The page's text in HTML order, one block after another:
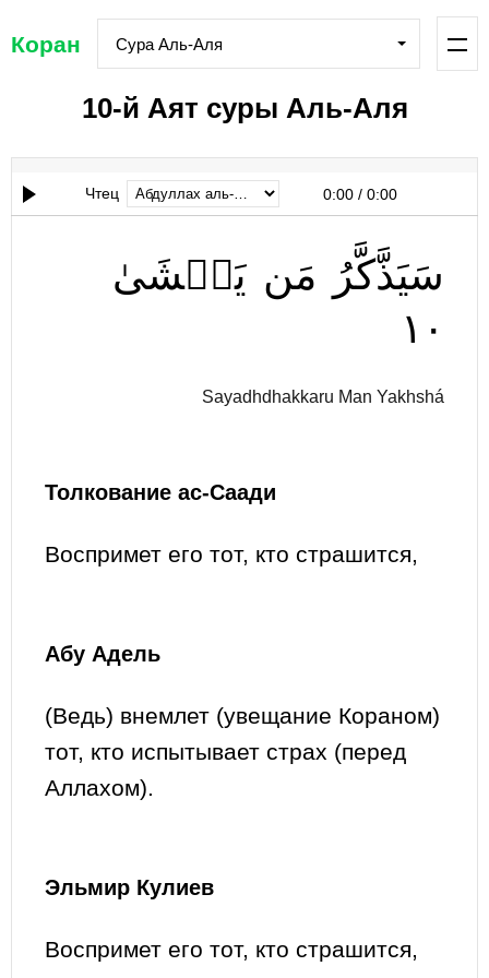
Коран Сура Аль-Аля
10-й Аят суры Аль-Аля
Чтец 0:00 / 0:00
سَيَذَّكَّرُ مَن يَخۡشَىٰ
١٠
Sayadhdhakkaru Man Yakhshá
Толкование ас-Саади
Воспримет его тот, кто страшится,
Абу Адель
(Ведь) внемлет (увещание Кораном)
тот, кто испытывает страх (перед
Аллахом).
Эльмир Кулиев
Воспримет его тот, кто страшится,